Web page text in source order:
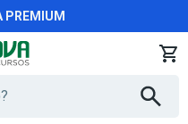
PREMIUM